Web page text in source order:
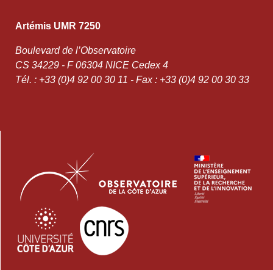
Artémis UMR 7250
Boulevard de l’Observatoire
CS 34229 - F 06304 NICE Cedex 4
Tél. : +33 (0)4 92 00 30 11 - Fax : +33 (0)4 92 00 30 33